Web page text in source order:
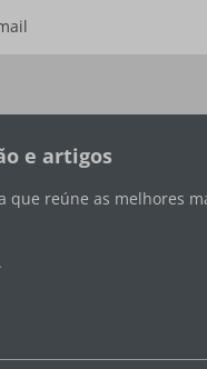
e artigos
que reúne as melhores